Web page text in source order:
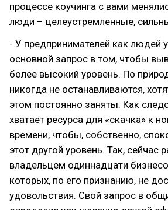
процессе коучинга с вами
люди – целеустремленные,
- У предпринимателей как людей
основной запрос в том, чтобы
более высокий уровень. По
никогда не останавливаются,
этом постоянно заняты. Как
хватает ресурса для «скачка» к
времени, чтобы, собственно,
этот другой уровень. Так, сейчас
владельцем одиннадцати
которых, по его признанию, не
удовольствия. Свой запрос в